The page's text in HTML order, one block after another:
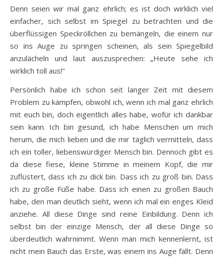
Denn seien wir mal ganz ehrlich; es ist doch wirklich viel
einfacher, sich selbst im Spiegel zu betrachten und die
überflüssigen Speckröllchen zu bemängeln, die einem nur
so ins Auge zu springen scheinen, als sein Spiegelbild
anzulächeln und laut auszusprechen: „Heute sehe ich
wirklich toll aus!“
Persönlich habe ich schon seit langer Zeit mit diesem
Problem zu kämpfen, obwohl ich, wenn ich mal ganz ehrlich
mit euch bin, doch eigentlich alles habe, wofür ich dankbar
sein kann. Ich bin gesund, ich habe Menschen um mich
herum, die mich lieben und die mir täglich vermitteln, dass
ich ein toller, liebenswürdiger Mensch bin. Dennoch gibt es
da diese fiese, kleine Stimme in meinem Kopf, die mir
zuflüstert, dass ich zu dick bin. Dass ich zu groß bin. Dass
ich zu große Füße habe. Dass ich einen zu großen Bauch
habe, den man deutlich sieht, wenn ich mal ein enges Kleid
anziehe. All diese Dinge sind reine Einbildung. Denn ich
selbst bin der einzige Mensch, der all diese Dinge so
überdeutlich wahrnimmt. Wenn man mich kennenlernt, ist
nicht mein Bauch das Erste, was einem ins Auge fällt. Denn